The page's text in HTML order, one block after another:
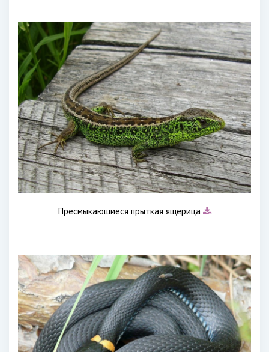
Пресмыкающиеся прыткая ящерица